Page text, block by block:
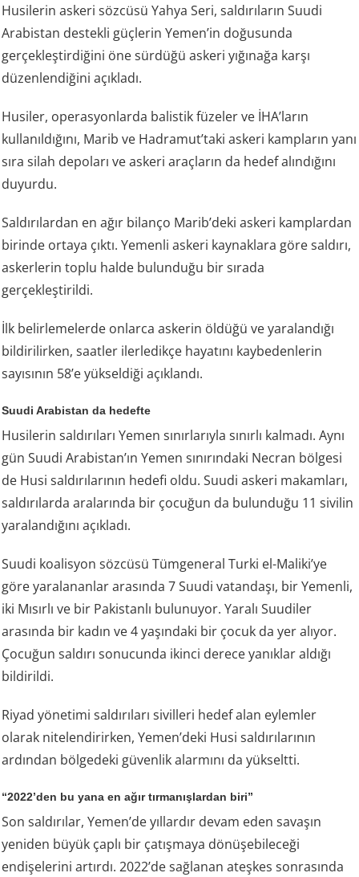
Husilerin askeri sözcüsü Yahya Seri, saldırıların Suudi
Arabistan destekli güçlerin Yemen’in doğusunda
gerçekleştirdiğini öne sürdüğü askeri yığınağa karşı
düzenlendiğini açıkladı.
Husiler, operasyonlarda balistik füzeler ve İHA’ların
kullanıldığını, Marib ve Hadramut’taki askeri kampların yanı
sıra silah depoları ve askeri araçların da hedef alındığını
duyurdu.
Saldırılardan en ağır bilanço Marib’deki askeri kamplardan
birinde ortaya çıktı. Yemenli askeri kaynaklara göre saldırı,
askerlerin toplu halde bulunduğu bir sırada
gerçekleştirildi.
İlk belirlemelerde onlarca askerin öldüğü ve yaralandığı
bildirilirken, saatler ilerledikçe hayatını kaybedenlerin
sayısının 58’e yükseldiği açıklandı.
Suudi Arabistan da hedefte
Husilerin saldırıları Yemen sınırlarıyla sınırlı kalmadı. Aynı
gün Suudi Arabistan’ın Yemen sınırındaki Necran bölgesi
de Husi saldırılarının hedefi oldu. Suudi askeri makamları,
saldırılarda aralarında bir çocuğun da bulunduğu 11 sivilin
yaralandığını açıkladı.
Suudi koalisyon sözcüsü Tümgeneral Turki el-Maliki’ye
göre yaralananlar arasında 7 Suudi vatandaşı, bir Yemenli,
iki Mısırlı ve bir Pakistanlı bulunuyor. Yaralı Suudiler
arasında bir kadın ve 4 yaşındaki bir çocuk da yer alıyor.
Çocuğun saldırı sonucunda ikinci derece yanıklar aldığı
bildirildi.
Riyad yönetimi saldırıları sivilleri hedef alan eylemler
olarak nitelendirirken, Yemen’deki Husi saldırılarının
ardından bölgedeki güvenlik alarmını da yükseltti.
“2022’den bu yana en ağır tırmanışlardan biri”
Son saldırılar, Yemen’de yıllardır devam eden savaşın
yeniden büyük çaplı bir çatışmaya dönüşebileceği
endişelerini artırdı. 2022’de sağlanan ateşkes sonrasında